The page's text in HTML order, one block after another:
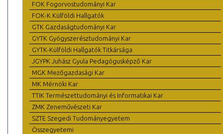
FOK Fogorvostudományi Kar
FOK-K Külföldi Hallgatók
GTK Gazdaságtudományi Kar
GYTK Gyógyszerésztudományi Kar
GYTK-Külföldi Hallgatók Titkársága
JGYPK Juhász Gyula Pedagógusképző Kar
MGK Mezőgazdasági Kar
MK Mérnöki Kar
TTIK Természettudományi és Informatikai Kar
ZMK Zeneművészeti Kar
SZTE Szegedi Tudományegyetem
Összegyetemi